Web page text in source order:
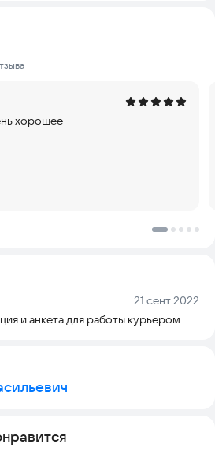
актуальную информацию о работе,
заявку на устройство курьером
хорошее
Дата:
21 сент 2022
и анкета для работы курьером